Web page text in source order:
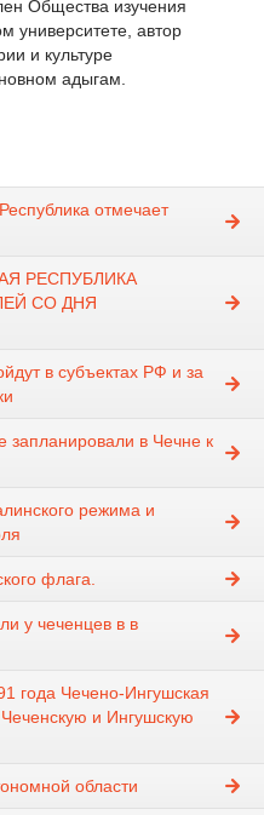
Общества изучения
университете, автор
и культуре
адыгам.
отмечает
РЕСПУБЛИКА
СО ДНЯ
в субъектах РФ и за
в Чечне к
режима и
флага.
у чеченцев в в
года Чечено-Ингушская
и Ингушскую
области